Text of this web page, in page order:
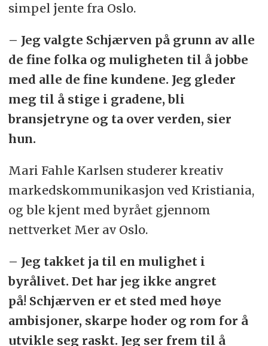
simpel jente fra Oslo.
– Jeg valgte Schjærven på grunn av alle
de fine folka og muligheten til å jobbe
med alle de fine kundene. Jeg gleder
meg til å stige i gradene, bli
bransjetryne og ta over verden, sier
hun.
Mari Fahle Karlsen studerer kreativ
markedskommunikasjon ved Kristiania,
og ble kjent med byrået gjennom
nettverket Mer av Oslo.
– Jeg takket ja til en mulighet i
byrålivet. Det har jeg ikke angret
på! Schjærven er et sted med høye
ambisjoner, skarpe hoder og rom for å
utvikle seg raskt. Jeg ser frem til å